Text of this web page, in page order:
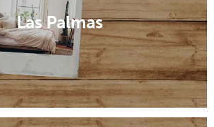
Las Palmas